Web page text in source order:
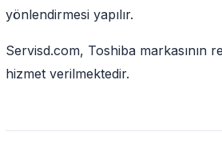
yönlendirmesi yapılır.
Servisd.com, Toshiba markasının
hizmet verilmektedir.